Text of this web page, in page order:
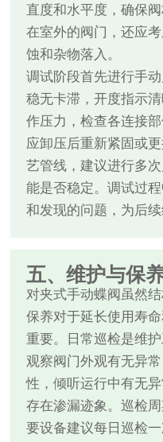
直度和水平度，确保
在室外的阀门，还应
蚀和杂物落入。
调试阶段首先进行手
稳无卡滞，开度指示
作压力，检查各连接
应卸压后重新紧固或
艺管线，建议进行多
能是否稳定。调试过
和发现的问题，为后
五、维护与保
对夹式手动蝶阀虽然
保养对于延长使用寿
重要。日常巡检是维
观察阀门外观有无异
性，倾听运行中有无
存在渗漏迹象。巡检
要设备建议每日巡检